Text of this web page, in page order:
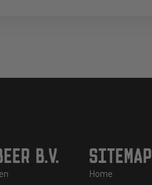
B.V. SITEMAP
Home